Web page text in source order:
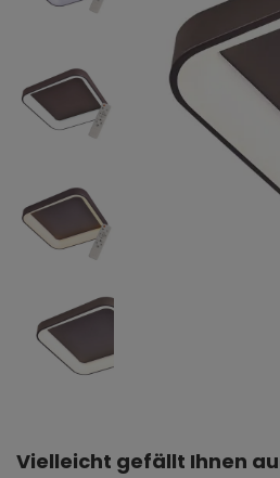
Vielleicht gefällt Ihnen